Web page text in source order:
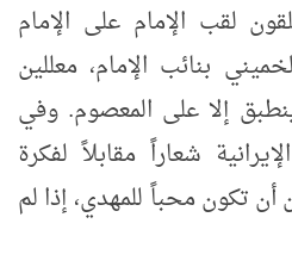
لقب الإمام على الإمام
بنائب الإمام، معللين
إلا على المعصوم. وفي
شعاراً مقابلاً لفكرة
أن تكون محباً للمهدي، إذا لم